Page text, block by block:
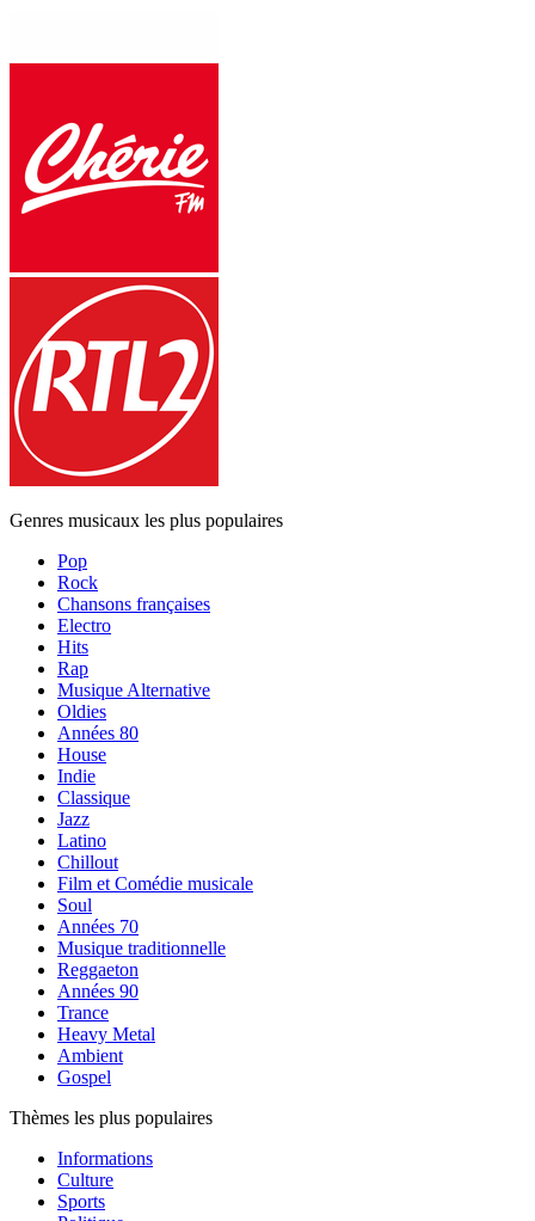
Genres musicaux les plus populaires
Pop
Rock
Chansons françaises
Electro
Hits
Rap
Musique Alternative
Oldies
Années 80
House
Indie
Classique
Jazz
Latino
Chillout
Film et Comédie musicale
Soul
Années 70
Musique traditionnelle
Reggaeton
Années 90
Trance
Heavy Metal
Ambient
Gospel
Thèmes les plus populaires
Informations
Culture
Sports